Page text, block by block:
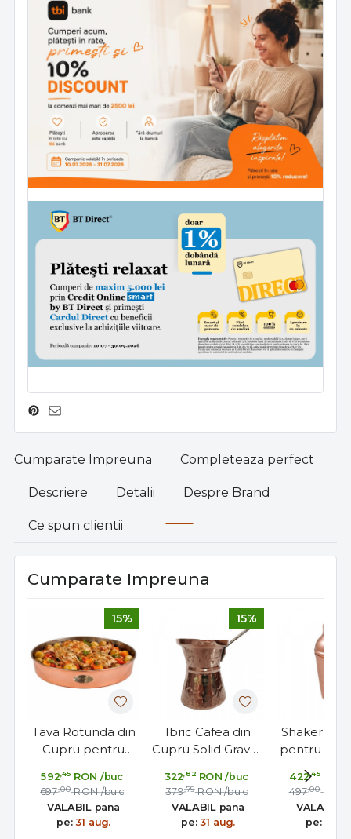
Cumparate Impreuna Completeaza perfect
Descriere Detalii Despre Brand
Ce spun clientii
Cumparate Impreuna
15%
Tava Rotunda din
Cupru pentru
Cuptor 32cm
592,45 RON /buc
697,00 RON /buc
VALABIL pana
pe: 31 aug.
15%
Ibric Cafea din
Cupru Solid Gravat,
Bronz, ExtraAroma
N5
322,82 RON /buc
379,79 RON /buc
VALABIL pana
pe: 31 aug.
Shaker din
pentru
cu Sita si
550
422,45
497,00 RON
VALABIL
pe: